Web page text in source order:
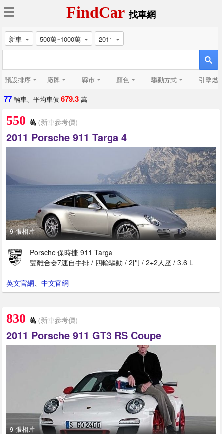
FindCar找車網
新車 500萬~1000萬 2011
預設排序 廠牌 縣市 顏色 驅動方式 引擎燃
77 輛車、平均車價 679.3 萬
550 萬 (新車參考價)
2011 Porsche 911 Targa 4
9 張相片
Porsche 保時捷 911 Targa
雙離合器7速自手排 / 四輪驅動 / 2門 / 2+2人座 / 3.6 L
英文官網 中文官網
830 萬 (新車參考價)
2011 Porsche 911 GT3 RS Coupe
9 張相片